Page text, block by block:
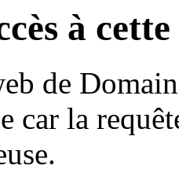
à
de
car la